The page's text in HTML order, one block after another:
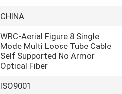
CHINA
WRC-Aerial Figure 8 Single
Mode Multi Loose Tube Cable
Self Supported No Armor
Optical Fiber
ISO9001